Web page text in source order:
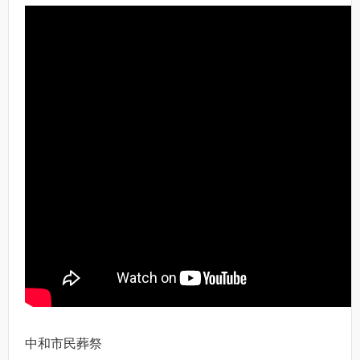
中和市民葬祭